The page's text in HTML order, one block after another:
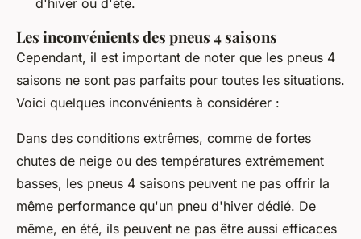
Les inconvénients des pneus 4 saisons
Cependant, il est important de noter que les pneus 4
saisons ne sont pas parfaits pour toutes les situations.
Voici quelques inconvénients à considérer :
Dans des conditions extrêmes, comme de fortes
chutes de neige ou des températures extrêmement
basses, les pneus 4 saisons peuvent ne pas offrir la
même performance qu'un pneu d'hiver dédié. De
même, en été, ils peuvent ne pas être aussi efficaces